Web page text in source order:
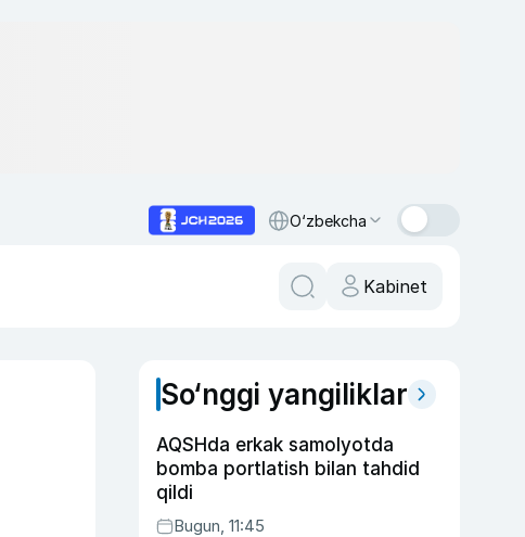
O‘zbekcha
Kabinet
So‘nggi yangiliklar
AQSHda erkak samolyotda
bomba portlatish bilan tahdid
qildi
Bugun, 11:45